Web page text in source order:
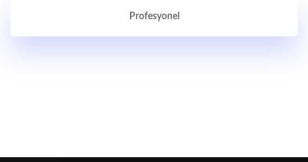
Profesyonel